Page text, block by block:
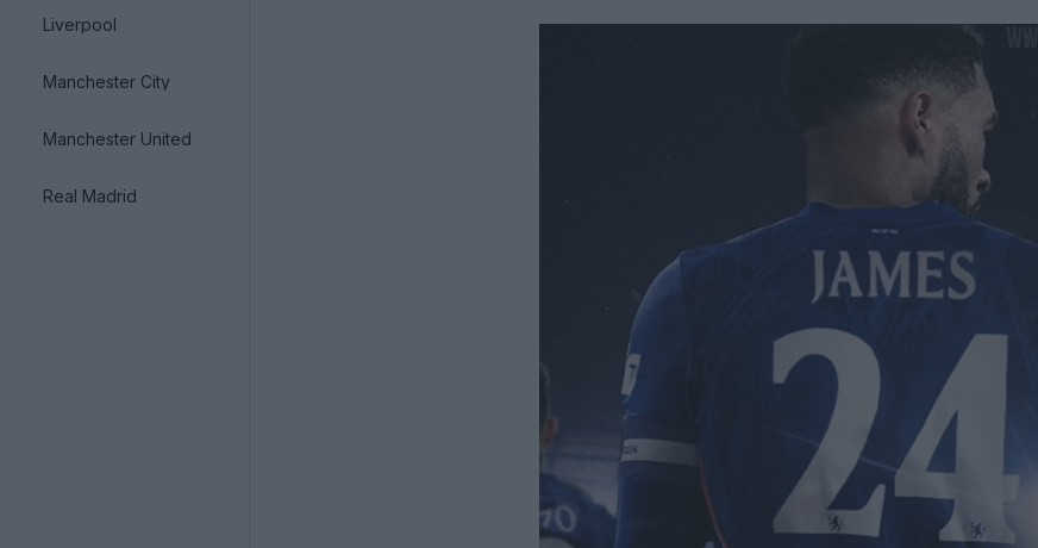
Liverpool
Manchester City
Manchester United
Real Madrid